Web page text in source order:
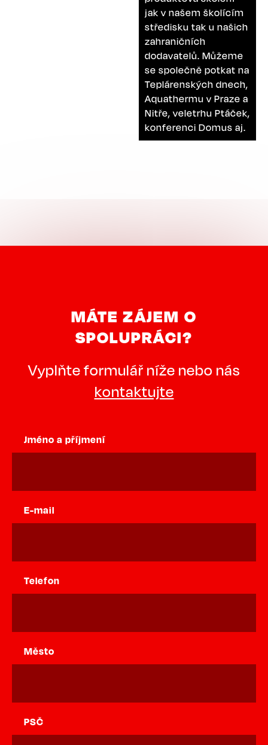
jak v našem školícím
středisku tak u našich
zahraničních
dodavatelů. Můžeme
se společně potkat na
Teplárenských dnech,
Aquathermu v Praze a
Nitře, veletrhu Ptáček,
konferenci Domus aj.
MÁTE ZÁJEM O
SPOLUPRÁCI?
Vyplňte formulář níže nebo nás
kontaktujte
Jméno a příjmení
E-mail
Telefon
Město
PSČ